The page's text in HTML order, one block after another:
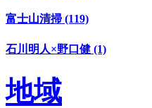
富士山清掃 (119)
石川明人×野口健 (1)
地域